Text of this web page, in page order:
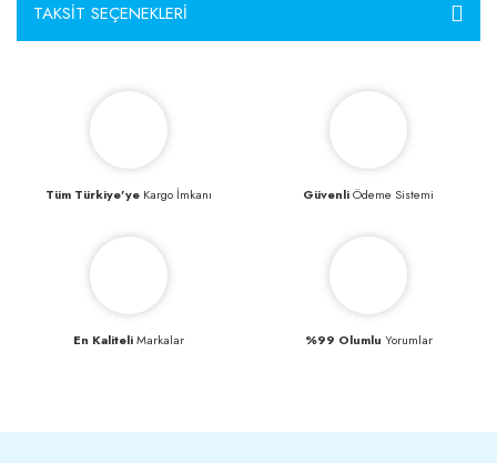
TAKSIT SEÇENEKLERI
Tüm Türkiye’yeKargo İmkanı GüvenliÖdeme Sistemi
En KaliteliMarkalar %99 Olumlu Yorumlar